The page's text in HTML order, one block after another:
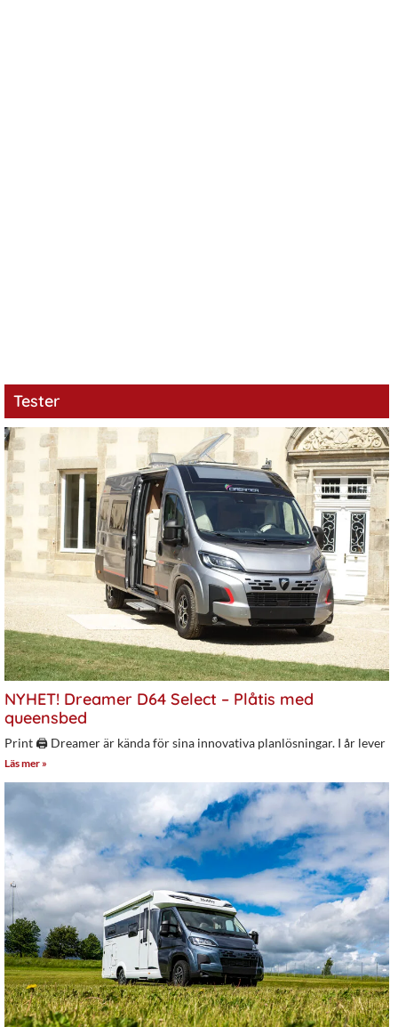
Tester
NYHET! Dreamer D64 Select – Plåtis med
queensbed
Print 🖨 Dreamer är kända för sina innovativa planlösningar. I år lever
Läs mer »